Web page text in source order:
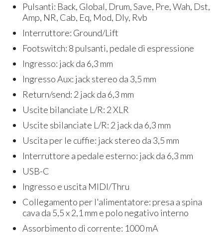
Pulsanti: Back, Global, Drum, Save, Pre, Wah, Dst,
Amp, NR, Cab, Eq, Mod, Dly, Rvb
Interruttore: Ground/Lift
Footswitch: 8 pulsanti, pedale di espressione
Ingresso: jack da 6,3 mm
Ingresso Aux: jack stereo da 3,5 mm
Return/send: 2 jack da 6,3 mm
Uscite bilanciate L/R: 2 XLR
Uscite sbilanciate L/R: 2 jack da 6,3 mm
Uscita per le cuffie: jack stereo da 3,5 mm
Interruttore a pedale esterno: jack da 6,3 mm
USB-C
Ingresso e uscita MIDI/Thru
Collegamento per l'alimentatore: presa a spina
cava da 5,5 x 2,1 mm e polo negativo interno
Assorbimento di corrente: 1000 mA